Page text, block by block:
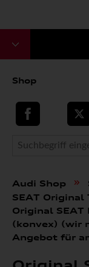
Shop
teilen Twitter
Audi Shop »
SEAT Original
Original
(konvex) (wir
Angebot für